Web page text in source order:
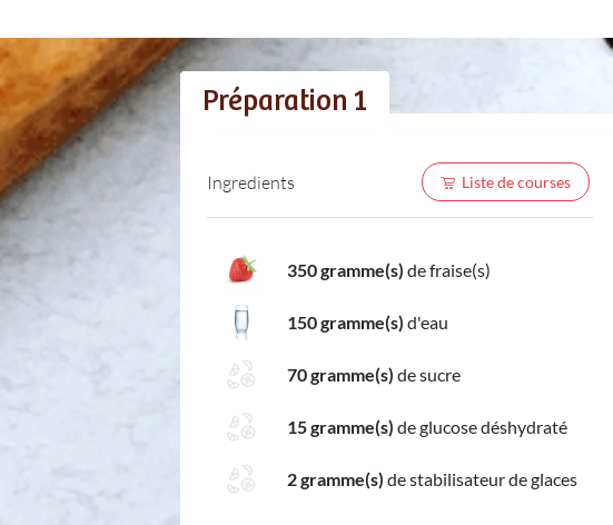
Préparation 1
Ingredients Liste de courses
350 gramme(s) de fraise(s)
150 gramme(s) d'eau
70 gramme(s) de sucre
15 gramme(s) de glucose déshydraté
2 gramme(s) de stabilisateur de glaces